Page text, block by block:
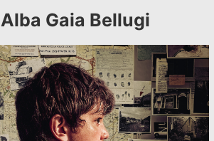
Alba Gaia Bellugi